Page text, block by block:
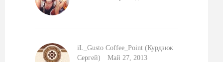
iL_Gusto Coffee_Point (Курдзюк
Сергей)
Май 27, 2013